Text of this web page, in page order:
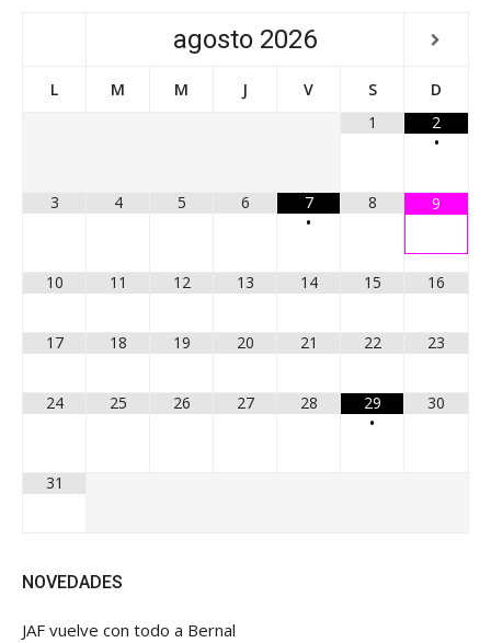
agosto 2026
L M M J V S
D
1
2
•
3 4 5 6
7
•
8 9
10 11 12 13 14 15 16
17 18 19 20 21 22 23
24 25 26 27 28
29
•
30
31
NOVEDADES
JAF vuelve con todo a Bernal